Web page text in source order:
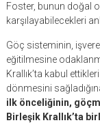
Foster, bunun doğal
karşılayabilecekleri
Göç sisteminin,
eğitilmesine
Krallık’ta kabul
dönmesini
ilk önceliğinin,
Birleşik Krallık’ta